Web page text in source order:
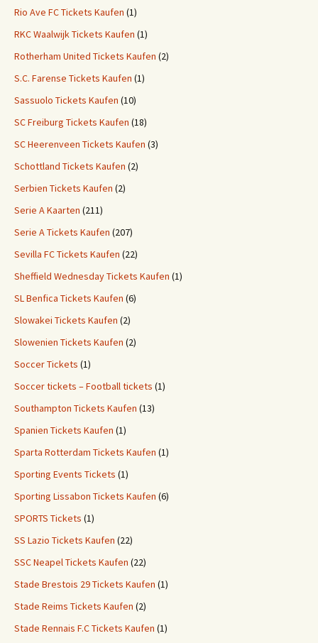
Rio Ave FC Tickets Kaufen (1)
RKC Waalwijk Tickets Kaufen (1)
Rotherham United Tickets Kaufen (2)
S.C. Farense Tickets Kaufen (1)
Sassuolo Tickets Kaufen (10)
SC Freiburg Tickets Kaufen (18)
SC Heerenveen Tickets Kaufen (3)
Schottland Tickets Kaufen (2)
Serbien Tickets Kaufen (2)
Serie A Kaarten (211)
Serie A Tickets Kaufen (207)
Sevilla FC Tickets Kaufen (22)
Sheffield Wednesday Tickets Kaufen (1)
SL Benfica Tickets Kaufen (6)
Slowakei Tickets Kaufen (2)
Slowenien Tickets Kaufen (2)
Soccer Tickets (1)
Soccer tickets – Football tickets (1)
Southampton Tickets Kaufen (13)
Spanien Tickets Kaufen (1)
Sparta Rotterdam Tickets Kaufen (1)
Sporting Events Tickets (1)
Sporting Lissabon Tickets Kaufen (6)
SPORTS Tickets (1)
SS Lazio Tickets Kaufen (22)
SSC Neapel Tickets Kaufen (22)
Stade Brestois 29 Tickets Kaufen (1)
Stade Reims Tickets Kaufen (2)
Stade Rennais F.C Tickets Kaufen (1)